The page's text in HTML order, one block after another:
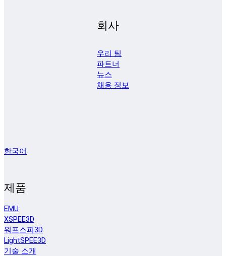
회사
우리 팀
파트너
뉴스
채용 정보
한국어
제품
EMU
XSPEE3D
워프스피3D
LightSPEE3D
기술 소개